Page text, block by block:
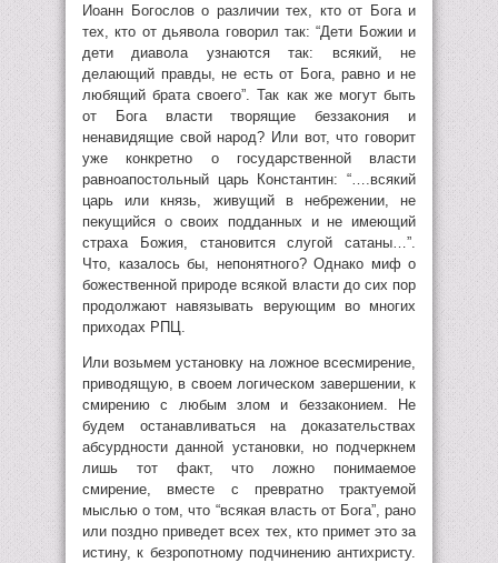
Иоанн Богослов о различии тех, кто от Бога и
тех, кто от дьявола говорил так: “Дети Божии и
дети диавола узнаются так: всякий, не
делающий правды, не есть от Бога, равно и не
любящий брата своего”. Так как же могут быть
от Бога власти творящие беззакония и
ненавидящие свой народ? Или вот, что говорит
уже конкретно о государственной власти
равноапостольный царь Константин: “….всякий
царь или князь, живущий в небрежении, не
пекущийся о своих подданных и не имеющий
страха Божия, становится слугой сатаны…”.
Что, казалось бы, непонятного? Однако миф о
божественной природе всякой власти до сих пор
продолжают навязывать верующим во многих
приходах РПЦ.
Или возьмем установку на ложное всесмирение,
приводящую, в своем логическом завершении, к
смирению с любым злом и беззаконием. Не
будем останавливаться на доказательствах
абсурдности данной установки, но подчеркнем
лишь тот факт, что ложно понимаемое
смирение, вместе с превратно трактуемой
мыслью о том, что “всякая власть от Бога”, рано
или поздно приведет всех тех, кто примет это за
истину, к безропотному подчинению антихристу.